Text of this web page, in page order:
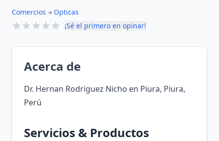
Comercios
Opticas
¡Sé el primero en opinar!
Acerca de
Dr. Hernan Rodriguez Nicho en Piura, Piura,
Perú
Servicios & Productos